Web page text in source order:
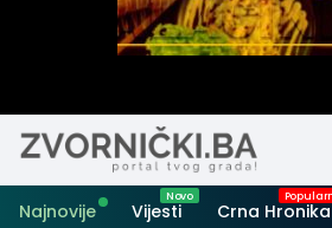
Najnovije Vijesti Crna Hronika